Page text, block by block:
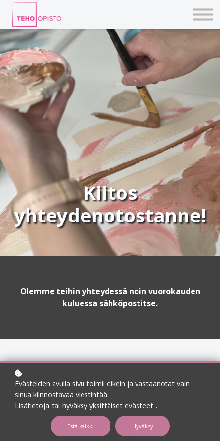
TAIDEPAJAT
ILMOITTAUDU
KIRJAUDU TEHOVERKKOON
Kiitos
yhteydenotostanne!
Olemme teihin yhteydessä noin vuorokauden
kuluessa sähköpostitse.
Evästeiden avulla sivu toimii oikein ja vastaanotat vain
sinua kiinnostavaa viestintää.
Lisätietoja tai hyväksy yksittäiset evästeet .
Estä kaikki Hyväksy